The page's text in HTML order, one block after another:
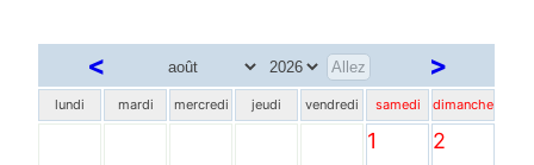
< >
lundi mardi mercredi jeudi vendredi samedi dimanche
1 2